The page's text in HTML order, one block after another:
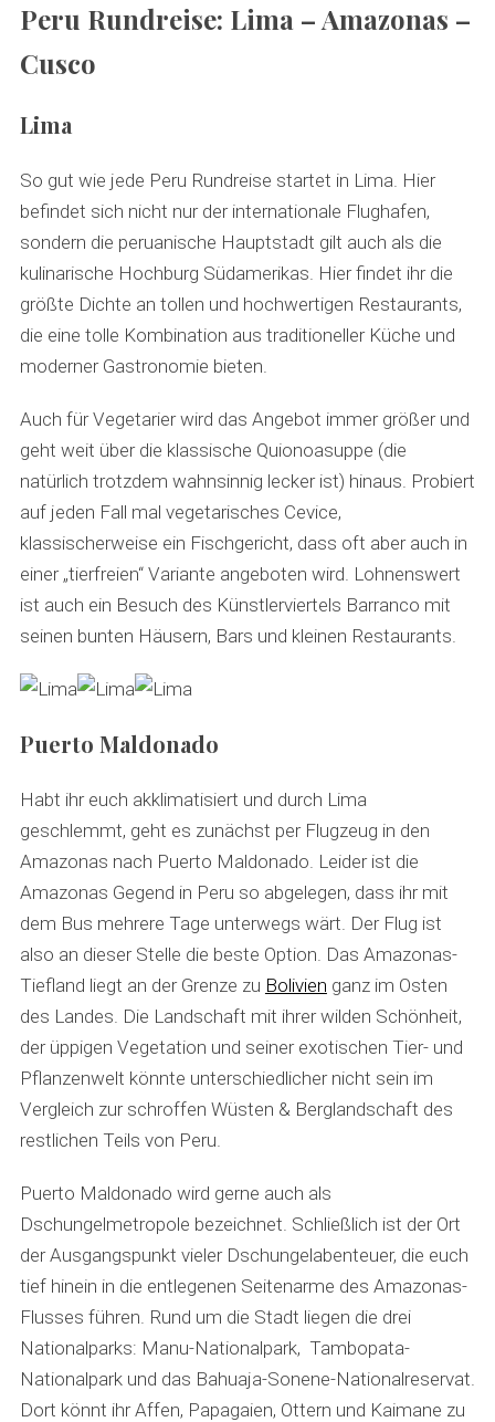
Peru Rundreise: Lima – Amazonas –
Cusco
Lima
So gut wie jede Peru Rundreise startet in Lima. Hier
befindet sich nicht nur der internationale Flughafen,
sondern die peruanische Hauptstadt gilt auch als die
kulinarische Hochburg Südamerikas. Hier findet ihr die
größte Dichte an tollen und hochwertigen Restaurants,
die eine tolle Kombination aus traditioneller Küche und
moderner Gastronomie bieten.
Auch für Vegetarier wird das Angebot immer größer und
geht weit über die klassische Quionoasuppe (die
natürlich trotzdem wahnsinnig lecker ist) hinaus. Probiert
auf jeden Fall mal vegetarisches Cevice,
klassischerweise ein Fischgericht, dass oft aber auch in
einer „tierfreien“ Variante angeboten wird. Lohnenswert
ist auch ein Besuch des Künstlerviertels Barranco mit
seinen bunten Häusern, Bars und kleinen Restaurants.
Puerto Maldonado
Habt ihr euch akklimatisiert und durch Lima
geschlemmt, geht es zunächst per Flugzeug in den
Amazonas nach Puerto Maldonado. Leider ist die
Amazonas Gegend in Peru so abgelegen, dass ihr mit
dem Bus mehrere Tage unterwegs wärt. Der Flug ist
also an dieser Stelle die beste Option. Das Amazonas-
Tiefland liegt an der Grenze zu Bolivien ganz im Osten
des Landes. Die Landschaft mit ihrer wilden Schönheit,
der üppigen Vegetation und seiner exotischen Tier- und
Pflanzenwelt könnte unterschiedlicher nicht sein im
Vergleich zur schroffen Wüsten & Berglandschaft des
restlichen Teils von Peru.
Puerto Maldonado wird gerne auch als
Dschungelmetropole bezeichnet. Schließlich ist der Ort
der Ausgangspunkt vieler Dschungelabenteuer, die euch
tief hinein in die entlegenen Seitenarme des Amazonas-
Flusses führen. Rund um die Stadt liegen die drei
Nationalparks: Manu-Nationalpark, Tambopata-
Nationalpark und das Bahuaja-Sonene-Nationalreservat.
Dort könnt ihr Affen, Papagaien, Ottern und Kaimane zu